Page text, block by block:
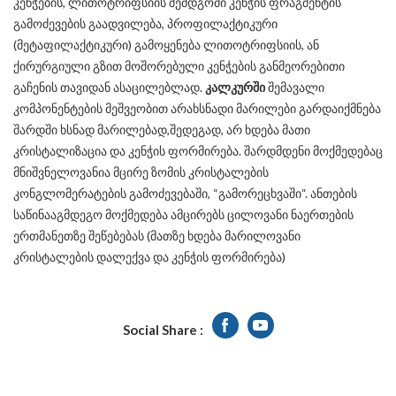
გამოძევების გაადვილება, პროფილაქტიკური
(მეტაფილაქტიკური) გამოყენება ლითოტრიფსიის, ან
ქირურგიული გზით მოშორებული კენჭების განმეორებითი
გაჩენის თავიდან ასაცილებლად. კალკურშიშემავალი
კომპონენტების მეშვეობით არახსნადი მარილები გარდაიქმნება
შარდში ხსნად მარილებად,შედეგად, არ ხდება მათი
კრისტალიზაცია და კენჭის ფორმირება. შარდმდენი მოქმედებაც
მნიშვნელოვანია მცირე ზომის კრისტალების
კონგლომერატების გამოძევებაში, “გამორეცხვაში“. ანთების
საწინააგმდეგო მოქმედება ამცირებს ცილოვანი ნაერთების
ერთმანეთზე შეწებებას (მათზე ხდება მარილოვანი
კრისტალების დალექვა და კენჭის ფორმირება)
Social Share : FacebookYoutube